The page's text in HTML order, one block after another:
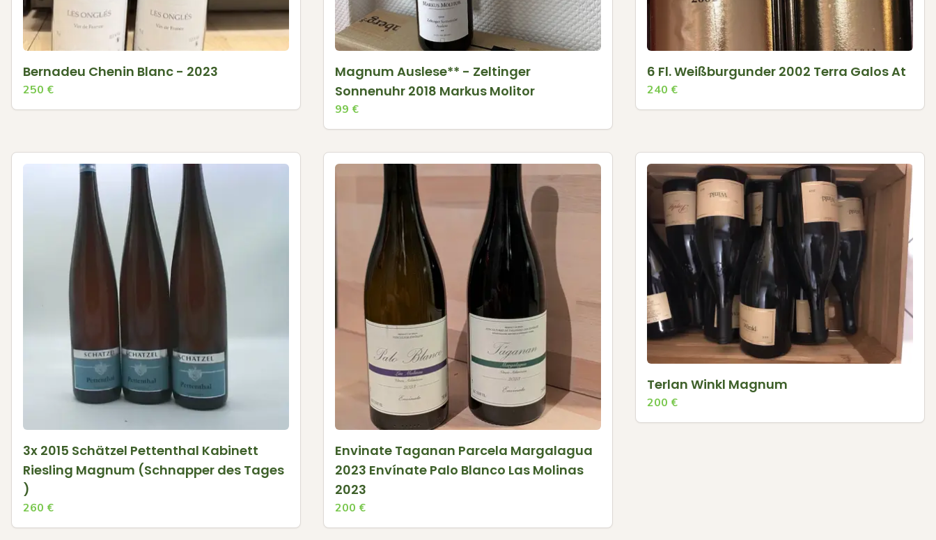
Bernadeu Chenin Blanc - 2023
250 €
Magnum Auslese** - Zeltinger
Sonnenuhr 2018 Markus Molitor
99 €
6 Fl. Weißburgunder 2002 Terra Galos At
240 €
3x 2015 Schätzel Pettenthal Kabinett
Riesling Magnum (Schnapper des Tages
)
260 €
Envinate Taganan Parcela Margalagua
2023 Envínate Palo Blanco Las Molinas
2023
200 €
Terlan Winkl Magnum
200 €